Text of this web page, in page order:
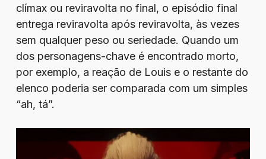
clímax ou reviravolta no final, o episódio final
entrega reviravolta após reviravolta, às vezes
sem qualquer peso ou seriedade. Quando um
dos personagens-chave é encontrado morto,
por exemplo, a reação de Louis e o restante do
elenco poderia ser comparada com um simples
“ah, tá”.